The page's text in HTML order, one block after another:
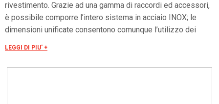
rivestimento. Grazie ad una gamma di raccordi ed accessori,
è possibile comporre l’intero sistema in acciaio INOX; le
dimensioni unificate consentono comunque l’utilizzo dei
raccordi Cosmec (le approvazioni infatti si riferiscono al
LEGGI DI PIU' +